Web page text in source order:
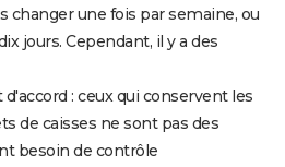
changer une fois par semaine, ou
jours. Cependant, il y a des
: ceux qui conservent les
de caisses ne sont pas des
besoin de contrôle